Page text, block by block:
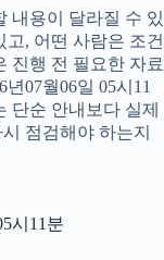
내용이 달라질 수 있
, 어떤 사람은 조건
진행 전 필요한 자료
07월06일 05시11
단순 안내보다 실제
점검해야 하는지
시11분